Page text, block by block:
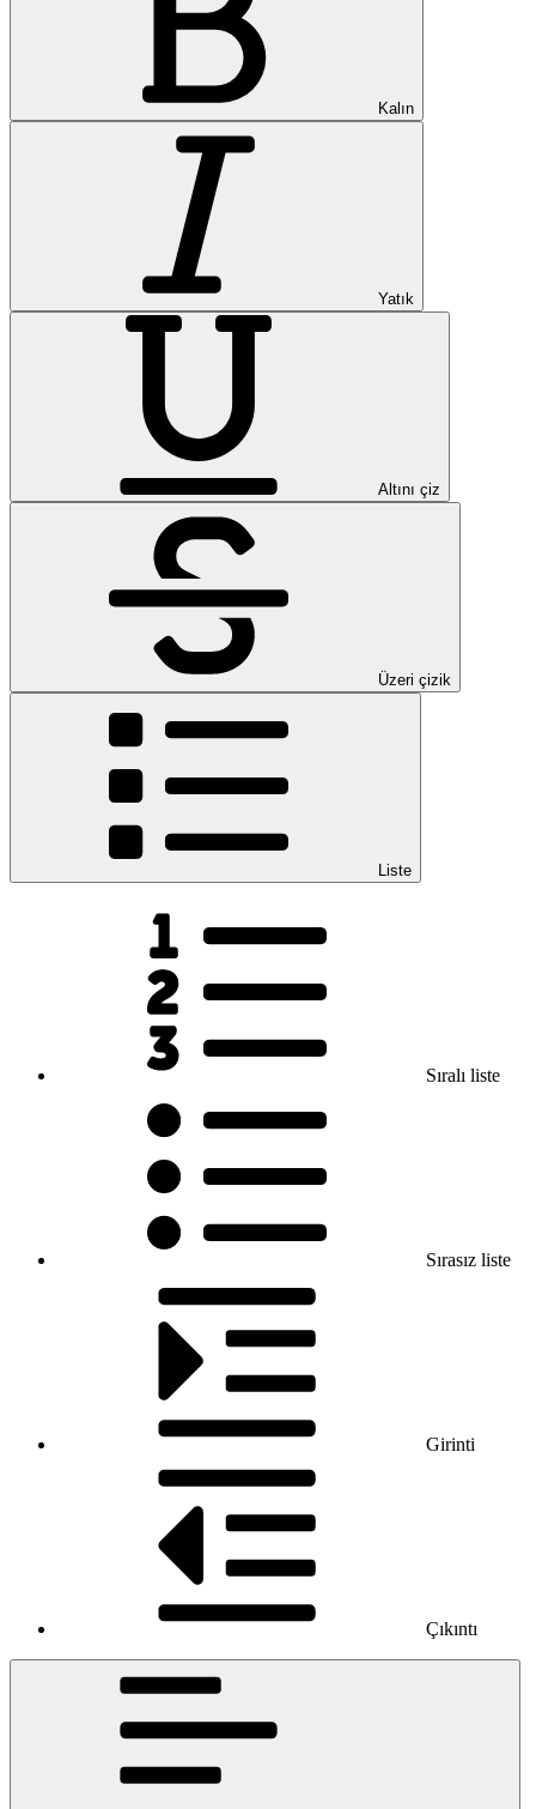
Kalın
Yatık
Altını çiz
Üzeri çizik
Liste
Sıralı liste
Sırasız liste
Girinti
Çıkıntı